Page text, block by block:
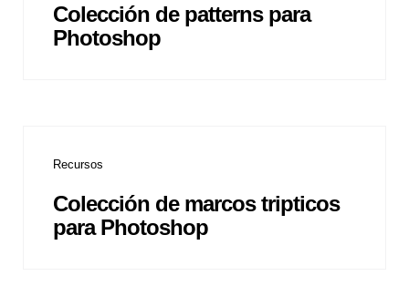
Colección de patterns para
Photoshop
Recursos
Colección de marcos tripticos
para Photoshop